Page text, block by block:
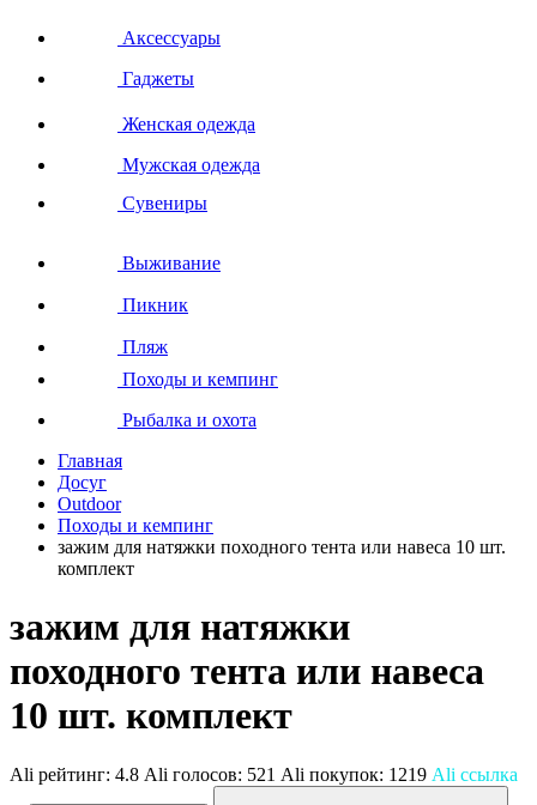
Аксессуары
Гаджеты
Женская одежда
Мужская одежда
Сувениры
Выживание
Пикник
Пляж
Походы и кемпинг
Рыбалка и охота
Главная
Досуг
Outdoor
Походы и кемпинг
зажим для натяжки походного тента или навеса 10 шт.
комплект
зажим для натяжки
походного тента или навеса
10 шт. комплект
Ali рейтинг: 4.8 Ali голосов: 521 Ali покупок: 1219 Ali ссылка